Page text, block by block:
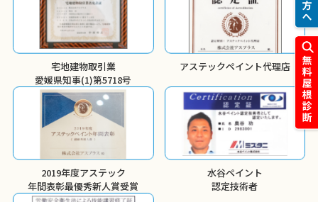
宅地建物取引業
愛媛県知事(1)第5718号
アステックペイント代理店
2019年度アステック
年間表彰最優秀新人賞受賞
水谷ペイント
認定技術者